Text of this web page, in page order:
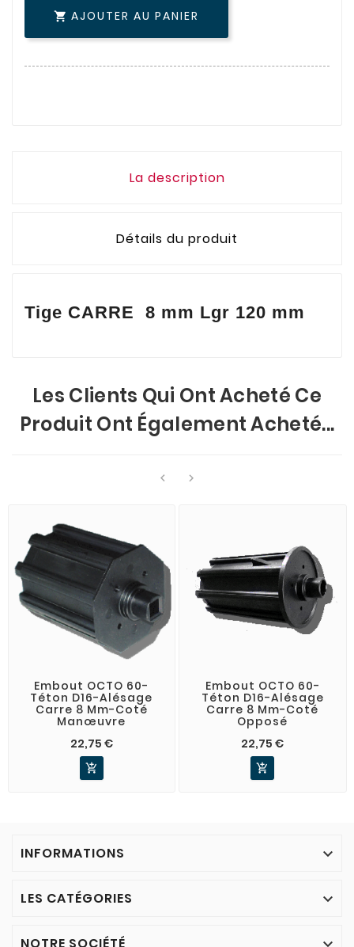
 AJOUTER AU PANIER
La description
Détails du produit
Tige CARRE 8 mm Lgr 120 mm
Les Clients Qui Ont Acheté Ce
Produit Ont Également Acheté...
 
Embout OCTO 60-
Téton D16-Alésage
Carre 8 Mm-Coté
Manœuvre
22,75 €

Embout OCTO 60-
Téton D16-Alésage
Carre 8 Mm-Coté
Opposé
22,75 €

INFORMATIONS 
LES CATÉGORIES 
NOTRE SOCIÉTÉ